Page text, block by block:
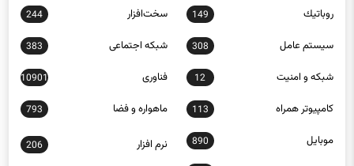
سيستم عامل 308 شبكه اجتماعی 383
شبكه و امنيت 12 فناوری 10901
كامپيوتر همراه 113 ماهواره و فضا 793
موبايل 890
206
وب و اينترنت 307